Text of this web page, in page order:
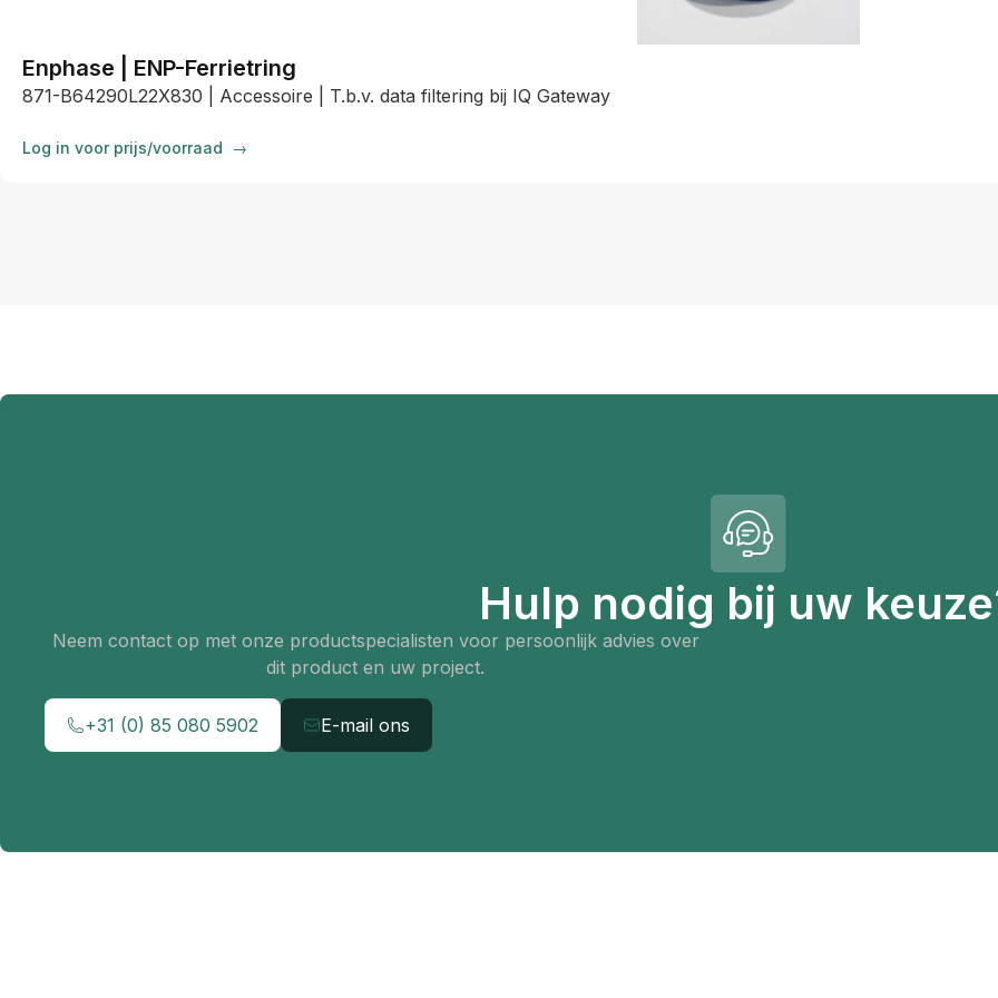
Enphase | ENP-Ferrietring
871-B64290L22X830 | Accessoire | T.b.v. data filtering bij IQ Gateway
Log in voor prijs/voorraad →
Hulp nodig bij uw
Neem contact op met onze productspecialisten voor persoonlijk advies over
dit product en uw project.
+31 (0) 85 080 5902 E-mail ons